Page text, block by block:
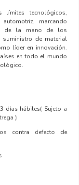
tecnológicos,
marcando
de la mano de los
suministro de material
líder en innovación.
en todo el mundo
días hábiles( Sujeto a
)
contra defecto de